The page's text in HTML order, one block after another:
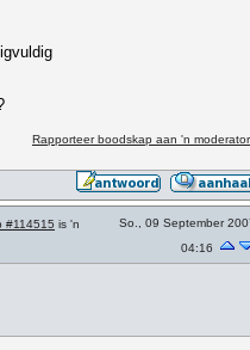
Rapporteer boodskap aan 'n moderator
#114515 is 'n
So., 09 September
04:16